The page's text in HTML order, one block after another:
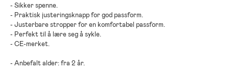
- Sikker spenne.
- Praktisk justeringsknapp for god passform.
- Justerbare stropper for en komfortabel passform.
- Perfekt til å lære seg å sykle.
- CE-merket.
- Anbefalt alder: fra 2 år.